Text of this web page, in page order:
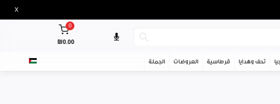
X
0
₪0.00
تحف وهدايا قرطاسية العروضات الجملة